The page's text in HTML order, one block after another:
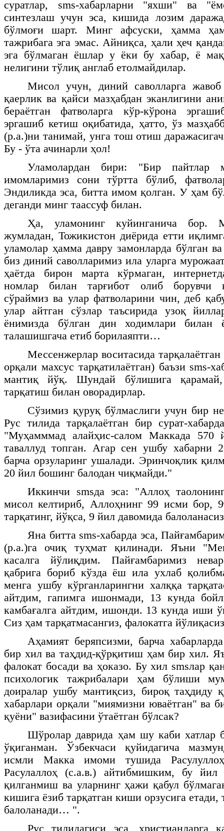
суратлар, sms-хабарларни "яхши" ва
синтезлаш учун эса, кишида лозим
бўлмоғи шарт. Минг афсуски, ҳамма
тажрибага эга эмас. Айниқса, ҳали ҳеч
эга бўлмаган ёшлар у ёки бу хабар, ё
нелигини тўлиқ англаб етолмайдилар.
Мисол учун, диний саволларга
қаерлик ва қайси мазҳабдан эканлигини
бераётган фатволарга кўр-кўрона
эргашиб кетиш оқибатида, ҳатто, ўз
(р.а.)ни танимай, унга тош отиш
Бу - ўта ачинарли ҳол!
Уламолардан бири: "Бир пайтлар
имомларимиз сони тўртта бўлиб,
Эндиликда эса, битта имом қолган. У ҳам
деганди минг таассуф билан.
Ҳа, уламонинг куйинганича бор.
жумладан, Тожикистон диёрида етти
уламолар ҳамма давру замонларда бўлган
биз диний саволларимиз ила уларга
ҳаётда бирон марта кўрмаган,
номлар билан тарғибот олиб борувчи
сўраймиз ва улар фатволарини чин, деб
улар айтган сўзлар таъсирида узоқ
ёнимизда бўлган дин ходимлари билан
талашишгача етиб борилаяпти…
Мессенжерлар воситасида
орқали махсус тарқатилаётган) баъзи sms-
мантиқ йўқ. Шундай бўлишига қарамай,
тарқатиш билан оворадирлар.
Сўзимиз қуруқ бўлмаслиги учун бир
Рус тилида тарқалаётган бир сурат-
"Муҳамммад алайҳис-салом Маккада 570
таваллуд топган. Агар сен ушбу хабарни
барча орзуларинг ушалади. Эринчоқлик
20 йил бошинг балодан чиқмайди."
Иккинчи smsда эса: "Аллоҳ
мисол келтириб, Аллоҳнинг 99 исми бор,
тарқатинг, йўқса, 9 йил давомида
Яна битта sms-хабарда эса,
(р.а.)га очиқ туҳмат қилинади. Яъни
касалга йўлиқдим. Пайғамбаримиз
қабрига бориб кўзда ёш ила ухлаб
менга ушбу кўрганларингни халққа
айтдим, гапимга ишонмади, 13 кунда
камбағалга айтдим, ишонди. 13 кунда иши
Сиз ҳам тарқатмасангиз, фалокатга
Аҳамият беряпсизми, барча
бир хил ва таҳдид-қўрқитиш ҳам бир хил.
фалокат босади ва ҳоказо. Бу хил smsлар
психологик тажрибалари ҳам бўлиши
доиралар ушбу мантиқсиз, бироқ таҳдиду
хабарлари орқали "миямизни юваётган" ва
қуёни" вазифасини ўтаётган бўлсак?
Шўролар даврида ҳам шу каби хатлар
ўқиганман. Ўзбекчаси қуйидагича
исмли Макка имоми тушида
Расулаллоҳ (с.а.в.) айтибмишким, бу
қилганмиш ва уларнинг ҳажи қабул
кишига ёзиб тарқатган киши орзусига етади,
балоланади… ".
Рус тилидагиси эса, христианларга